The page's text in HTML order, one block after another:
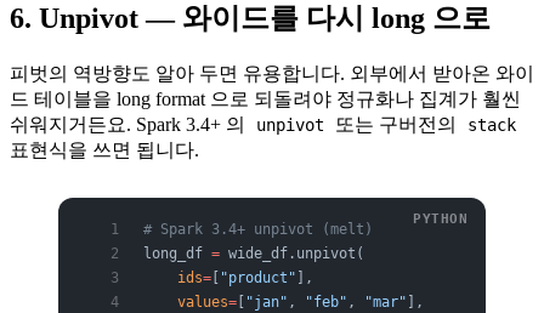
6. Unpivot — 와이드를 다시 long 으로
피벗의 역방향도 알아 두면 유용합니다. 외부에서 받아온 와이
드 테이블을 long format 으로 되돌려야 정규화나 집계가 훨씬
쉬워지거든요. Spark 3.4+ 의
unpivot 또는 구버전의 stack
표현식을 쓰면 됩니다.
# Spark 3.4+ unpivot (melt)
long_df = wide_df.unpivot(
    ids
= [ "product" ],
    values
= [ "jan" , "feb" , "mar" ],